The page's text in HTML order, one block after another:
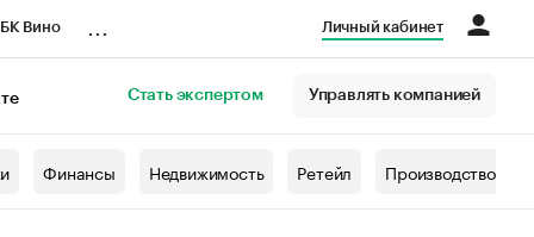
Вино Личный кабинет
Стать экспертом Управлять компанией
Финансы Недвижимость Ретейл Производство